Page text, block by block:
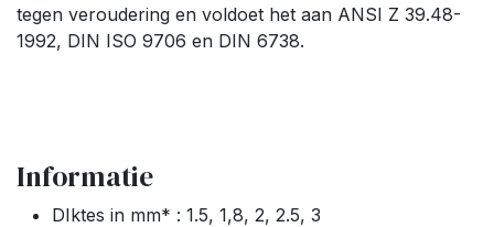
tegen veroudering en voldoet het aan ANSI Z 39.48-
1992, DIN ISO 9706 en DIN 6738.
Informatie
DIktes in mm* : 1.5, 1,8, 2, 2.5, 3